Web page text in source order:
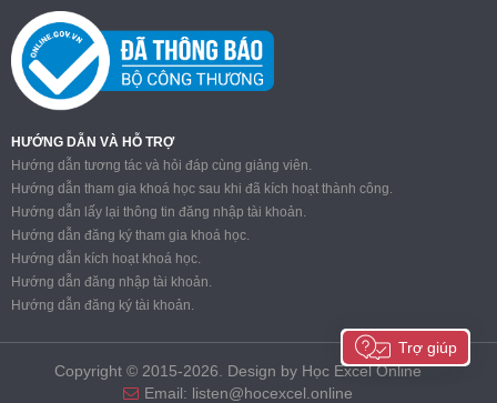
HƯỚNG DẪN VÀ HỖ TRỢ
Hướng dẫn tương tác và hỏi đáp cùng giảng viên.
Hướng dẫn tham gia khoá học sau khi đã kích hoạt thành công.
Hướng dẫn lấy lại thông tin đăng nhập tài khoản.
Hướng dẫn đăng ký tham gia khoá học.
Hướng dẫn kích hoạt khoá học.
Hướng dẫn đăng nhập tài khoản.
Hướng dẫn đăng ký tài khoản.
Copyright © 2015-2026. Design by Học Excel Online
Email: listen@hocexcel.online
Trợ giúp